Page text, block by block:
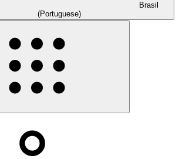
Brasil
(Portuguese)